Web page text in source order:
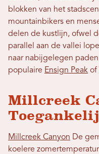
blokken van het
mountainbikers en
delen de kustlijn, ofwel
parallel aan de vallei
naar nabijgelegen
populaire Ensign Peak of
Millcreek
Millcreek Canyon De
koelere